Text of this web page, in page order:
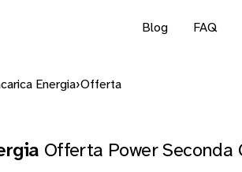
Blog FAQ
Energia›Offerta
Offerta Power Seconda